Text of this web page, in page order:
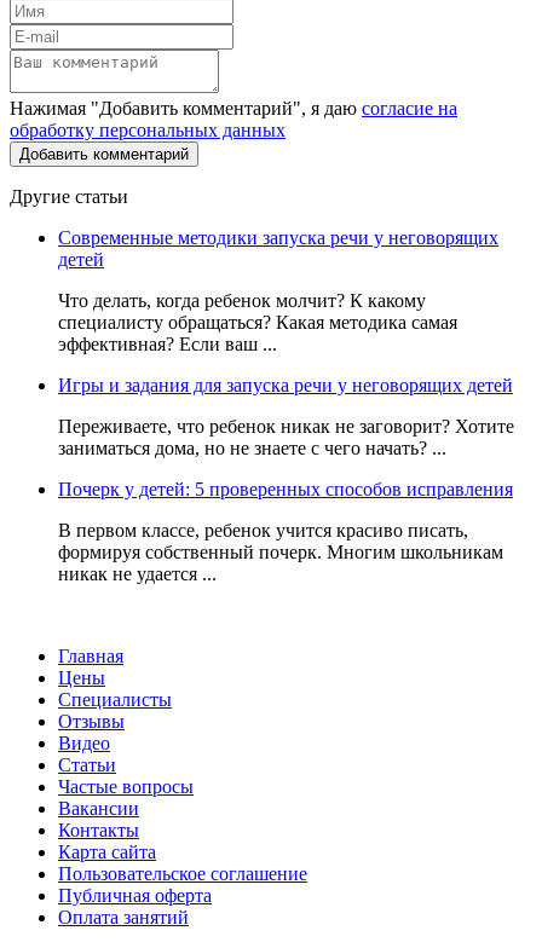
Нажимая "Добавить комментарий", я даю согласие на
обработку персональных данных
Другие статьи
Современные методики запуска речи у неговорящих
детей
Что делать, когда ребенок молчит? К какому
специалисту обращаться? Какая методика самая
эффективная? Если ваш ...
Игры и задания для запуска речи у неговорящих детей
Переживаете, что ребенок никак не заговорит? Хотите
заниматься дома, но не знаете с чего начать? ...
Почерк у детей: 5 проверенных способов исправления
В первом классе, ребенок учится красиво писать,
формируя собственный почерк. Многим школьникам
никак не удается ...
Главная
Цены
Специалисты
Отзывы
Видео
Статьи
Частые вопросы
Вакансии
Контакты
Карта сайта
Пользовательское соглашение
Публичная оферта
Оплата занятий